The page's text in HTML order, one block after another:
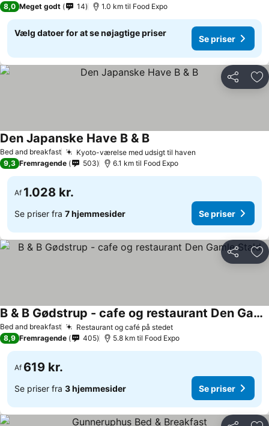
8,0 Meget godt 14 1.0 km til Food Expo
Vælg datoer for at se nøjagtige priser
Se priser
Del
Bed and breakfast Kyoto-værelse med udsigt til haven
Den Japanske Have B & B
9,3 Fremragende 503 6.1 km til Food Expo
Af 1.028 kr.
Se priser fra 7 hjemmesider Se priser
Del
Bed and breakfast Restaurant og café på stedet
B & B Gødstrup - cafe og restaurant Den Gamle Stald
8,9 Fremragende 405 5.8 km til Food Expo
Af 619 kr.
Se priser fra 3 hjemmesider Se priser